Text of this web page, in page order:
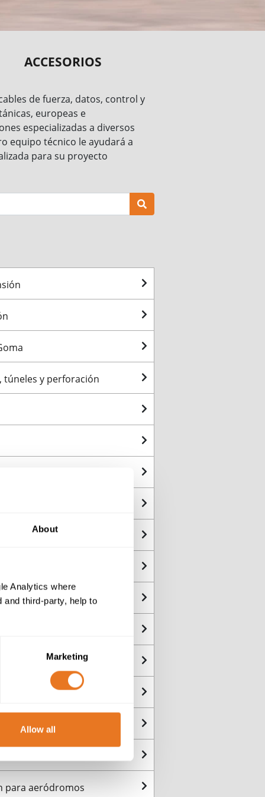
About
Analytics where
and third-party, help to
Marketing
Allow all
ACCESORIOS
de fuerza, datos, control y
europeas e
especializadas a diversos
equipo técnico le ayudará a
para su proyecto
túneles y perforación
- Alimentación
- Telecom
- Material rodante
para aeródromos